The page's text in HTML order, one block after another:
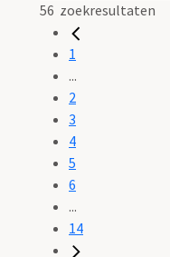
56 zoekresultaten
1
...
2
3
4
5
6
...
14